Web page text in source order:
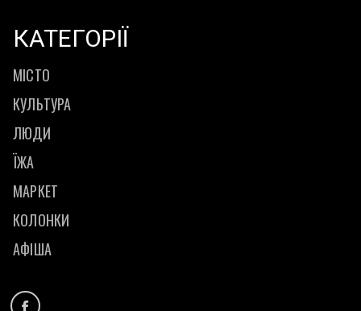
КАТЕГОРІЇ
МІСТО
КУЛЬТУРА
ЛЮДИ
ЇЖА
МАРКЕТ
КОЛОНКИ
АФІША